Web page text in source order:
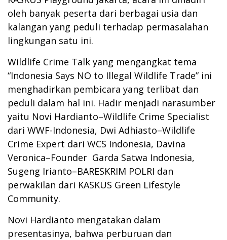
oleh banyak peserta dari berbagai usia dan
kalangan yang peduli terhadap permasalahan
lingkungan satu ini.
Wildlife Crime Talk yang mengangkat tema
“Indonesia Says NO to Illegal Wildlife Trade” ini
menghadirkan pembicara yang terlibat dan
peduli dalam hal ini. Hadir menjadi narasumber
yaitu Novi Hardianto–Wildlife Crime Specialist
dari WWF-Indonesia, Dwi Adhiasto–Wildlife
Crime Expert dari WCS Indonesia, Davina
Veronica–Founder Garda Satwa Indonesia,
Sugeng Irianto–BARESKRIM POLRI dan
perwakilan dari KASKUS Green Lifestyle
Community.
Novi Hardianto mengatakan dalam
presentasinya, bahwa perburuan dan